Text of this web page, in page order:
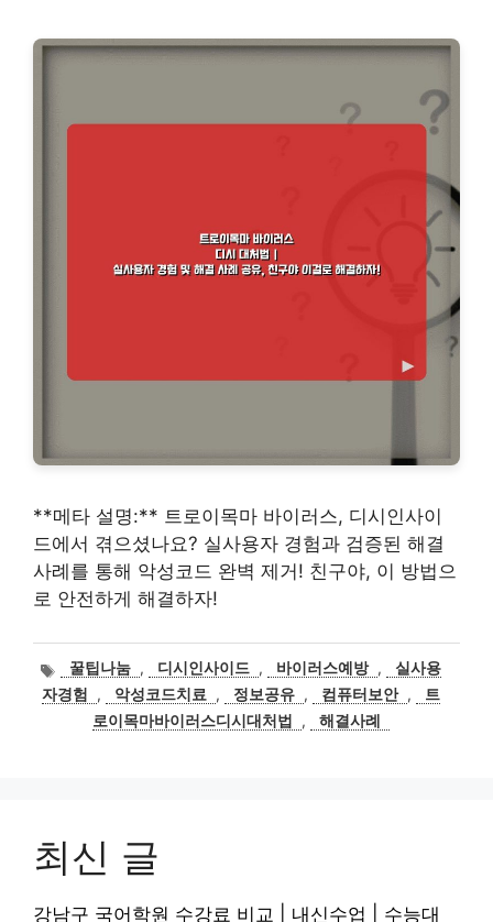
**메타 설명:** 트로이목마 바이러스, 디시인사이
드에서 겪으셨나요? 실사용자 경험과 검증된 해결
사례를 통해 악성코드 완벽 제거! 친구야, 이 방법으
로 안전하게 해결하자!
태
그
꿀팁나눔 , 디시인사이드 , 바이러스예방 ,
실사용
자경험
, 악성코드치료 , 정보공유 , 컴퓨터보안 ,
트
로이목마바이러스디시대처법
, 해결사례
최신 글
강남구 국어학원 수강료 비교 | 내신수업 | 수능대